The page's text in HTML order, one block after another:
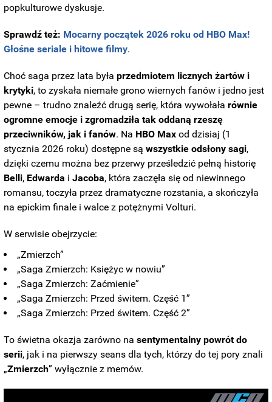
popkulturowe dyskusje.
Sprawdź też: Mocarny początek 2026 roku od HBO Max!
Głośne seriale i hitowe filmy.
Choć saga przez lata byłaprzedmiotem licznych żartów i
krytyki, to zyskała niemałe grono wiernych fanów i jedno jest
pewne – trudno znaleźć drugą serię, która wywołałarównie
ogromne emocje i zgromadziła tak oddaną rzeszę
przeciwników, jak i fanów. Na HBO Max od dzisiaj (1
stycznia 2026 roku) dostępne sąwszystkie odsłony sagi,
dzięki czemu można bez przerwy prześledzić pełną historię
Belli, Edwarda iJacoba, która zaczęła się od niewinnego
romansu, toczyła przez dramatyczne rozstania, a skończyła
na epickim finale i walce z potężnymi Volturi.
W serwisie obejrzycie:
„Zmierzch”
„Saga Zmierzch: Księżyc w nowiu”
„Saga Zmierzch: Zaćmienie”
„Saga Zmierzch: Przed świtem. Część 1”
„Saga Zmierzch: Przed świtem. Część 2”
To świetna okazja zarówno nasentymentalny powrót do
serii, jak i na pierwszy seans dla tych, którzy do tej pory znali
„Zmierzch” wyłącznie z memów.
BUZZDAY
Everybody Wanted To Date Her In The 80s & This Is Her
Recently
MEDVI
Men 45+ Are Trying This To Perform Better